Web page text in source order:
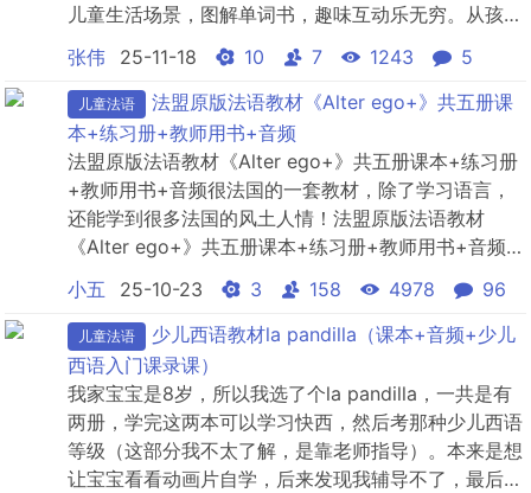
儿童生活场景，图解单词书，趣味互动乐无穷。从孩子
生活出发，精选情景主题，以儿童熟知的生活场景，社
会关系为基础，包含生活的方方面面。中西对照，兼顾
汉语知识和西班牙语启蒙这是一本寓教于乐的儿童单词
大书，一个单词便是一幅精美图片，在五彩缤纷的插画
世界中穿梭徜徉，小...
张伟 25-11-18 10 7 1243 5
儿童法语
法盟原版法语教材《Alter ego+》共五册课
本+练习册+教师用书+音频
法盟原版法语教材《Alter ego+》共五册课本+练习册
+教师用书+音频很法国的一套教材，除了学习语言，
还能学到很多法国的风土人情！法盟原版法语教材
《Alter ego+》共五册课本+练习册+教师用书+音频很
法国的一套教材，除了学习语言，还能学到很多法国的
风土人情！法盟原版法语教材《Alter ego+》共五册课
本+练习册+教师用书+音频很法国的一套教材，除了学
习语言，还能学到很多法国的风土人情...
小五 25-10-23 3 158 4978 96
儿童法语
少儿西语教材la pandilla（课本+音频+少儿
西语入门课录课）
我家宝宝是8岁，所以我选了个la pandilla，一共是有
两册，学完这两本可以学习快西，然后考那种少儿西语
等级（这部分我不太了解，是靠老师指导）。本来是想
让宝宝看看动画片自学，后来发现我辅导不了，最后还